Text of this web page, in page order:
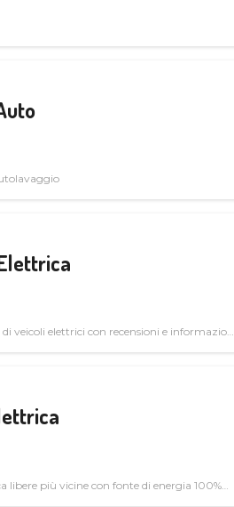
veicoli elettrici con recensioni e informazioni
libere più vicine con fonte di energia 100%